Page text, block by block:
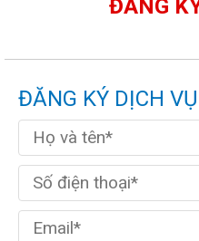
ĐĂNG
ĐĂNG KÝ DỊCH VỤ